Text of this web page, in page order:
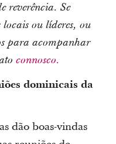
reverência. Se
locais ou líderes, ou
para acompanhar
connosco.
dominicais da
dão boas-vindas